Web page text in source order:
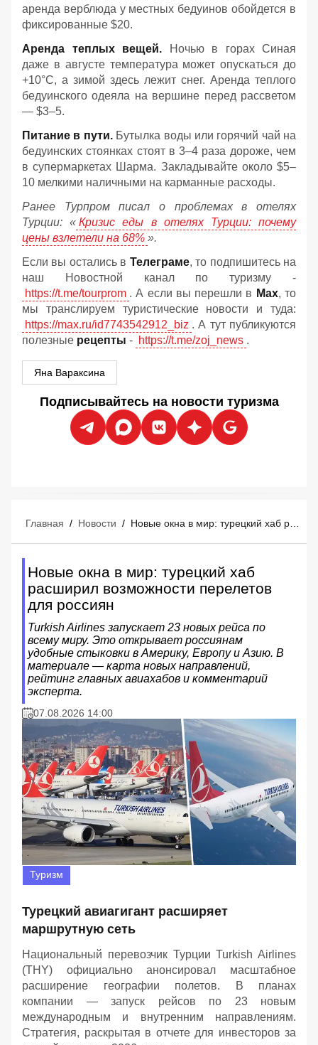
аренда верблюда у местных бедуинов обойдется в
фиксированные $20.
Аренда теплых вещей. Ночью в горах Синая
даже в августе температура может опускаться до
+10°C, а зимой здесь лежит снег. Аренда теплого
бедуинского одеяла на вершине перед рассветом
— $3–5.
Питание в пути.Бутылка воды или горячий чай на
бедуинских стоянках стоят в 3–4 раза дороже, чем
в супермаркетах Шарма. Закладывайте около $5–
10 мелкими наличными на карманные расходы.
Ранее Турпром писал о проблемах в отелях
Турции: « Кризис еды в отелях Турции: почему
цены взлетели на 68% ».
Если вы остались в Телеграме, то подпишитесь на
наш Новостной канал по туризму -
https://t.me/tourprom . А если вы перешли в Мах, то
мы транслируем туристические новости и туда:
https://max.ru/id7743542912_biz . А тут публикуются
полезные рецепты - https://t.me/zoj_news .
Яна Вараксина
Подписывайтесь на новости туризма
Главная / Новости /
Новые окна в мир: турецкий хаб
расширил возможности перелетов
для россиян
Turkish Airlines запускает 23 новых рейса по
всему миру. Это открывает россиянам
удобные стыковки в Америку, Европу и Азию. В
материале — карта новых направлений,
рейтинг главных авиахабов и комментарий
эксперта.
07.08.2026 14:00
Туризм
Турецкий авиагигант расширяет
маршрутную сеть
Национальный перевозчик Турции Turkish Airlines
(THY) официально анонсировал масштабное
расширение географии полетов. В планах
компании — запуск рейсов по 23 новым
международным и внутренним направлениям.
Стратегия, раскрытая в отчете для инвесторов за